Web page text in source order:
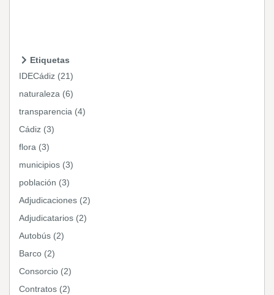
Etiquetas
IDECádiz (21)
naturaleza (6)
transparencia (4)
Cádiz (3)
flora (3)
municipios (3)
población (3)
Adjudicaciones (2)
Adjudicatarios (2)
Autobús (2)
Barco (2)
Consorcio (2)
Contratos (2)